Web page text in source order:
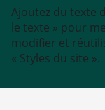
Ajoutez du texte
le texte » pour
modifier et
« Styles du site ».